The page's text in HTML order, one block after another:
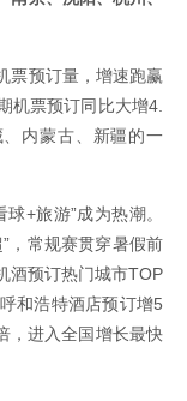
票预订量，增速跑赢
机票预订同比大增4.
内蒙古、新疆的一
+旅游”成为热潮。
，常规赛贯穿暑假前
酒预订热门城市TOP
和浩特酒店预订增5
，进入全国增长最快